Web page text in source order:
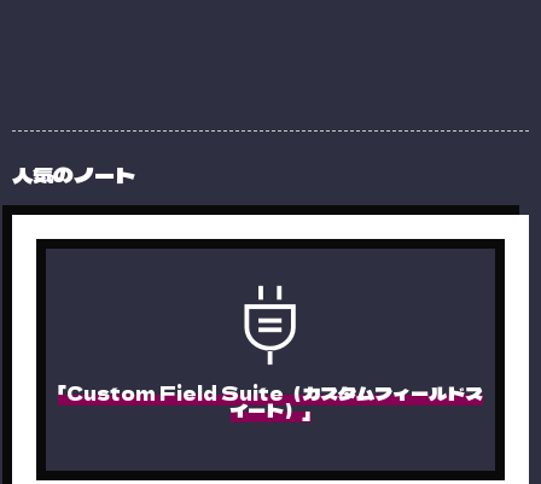
人気のノート
「Custom Field Suite（カスタムフィールドス
イート）」